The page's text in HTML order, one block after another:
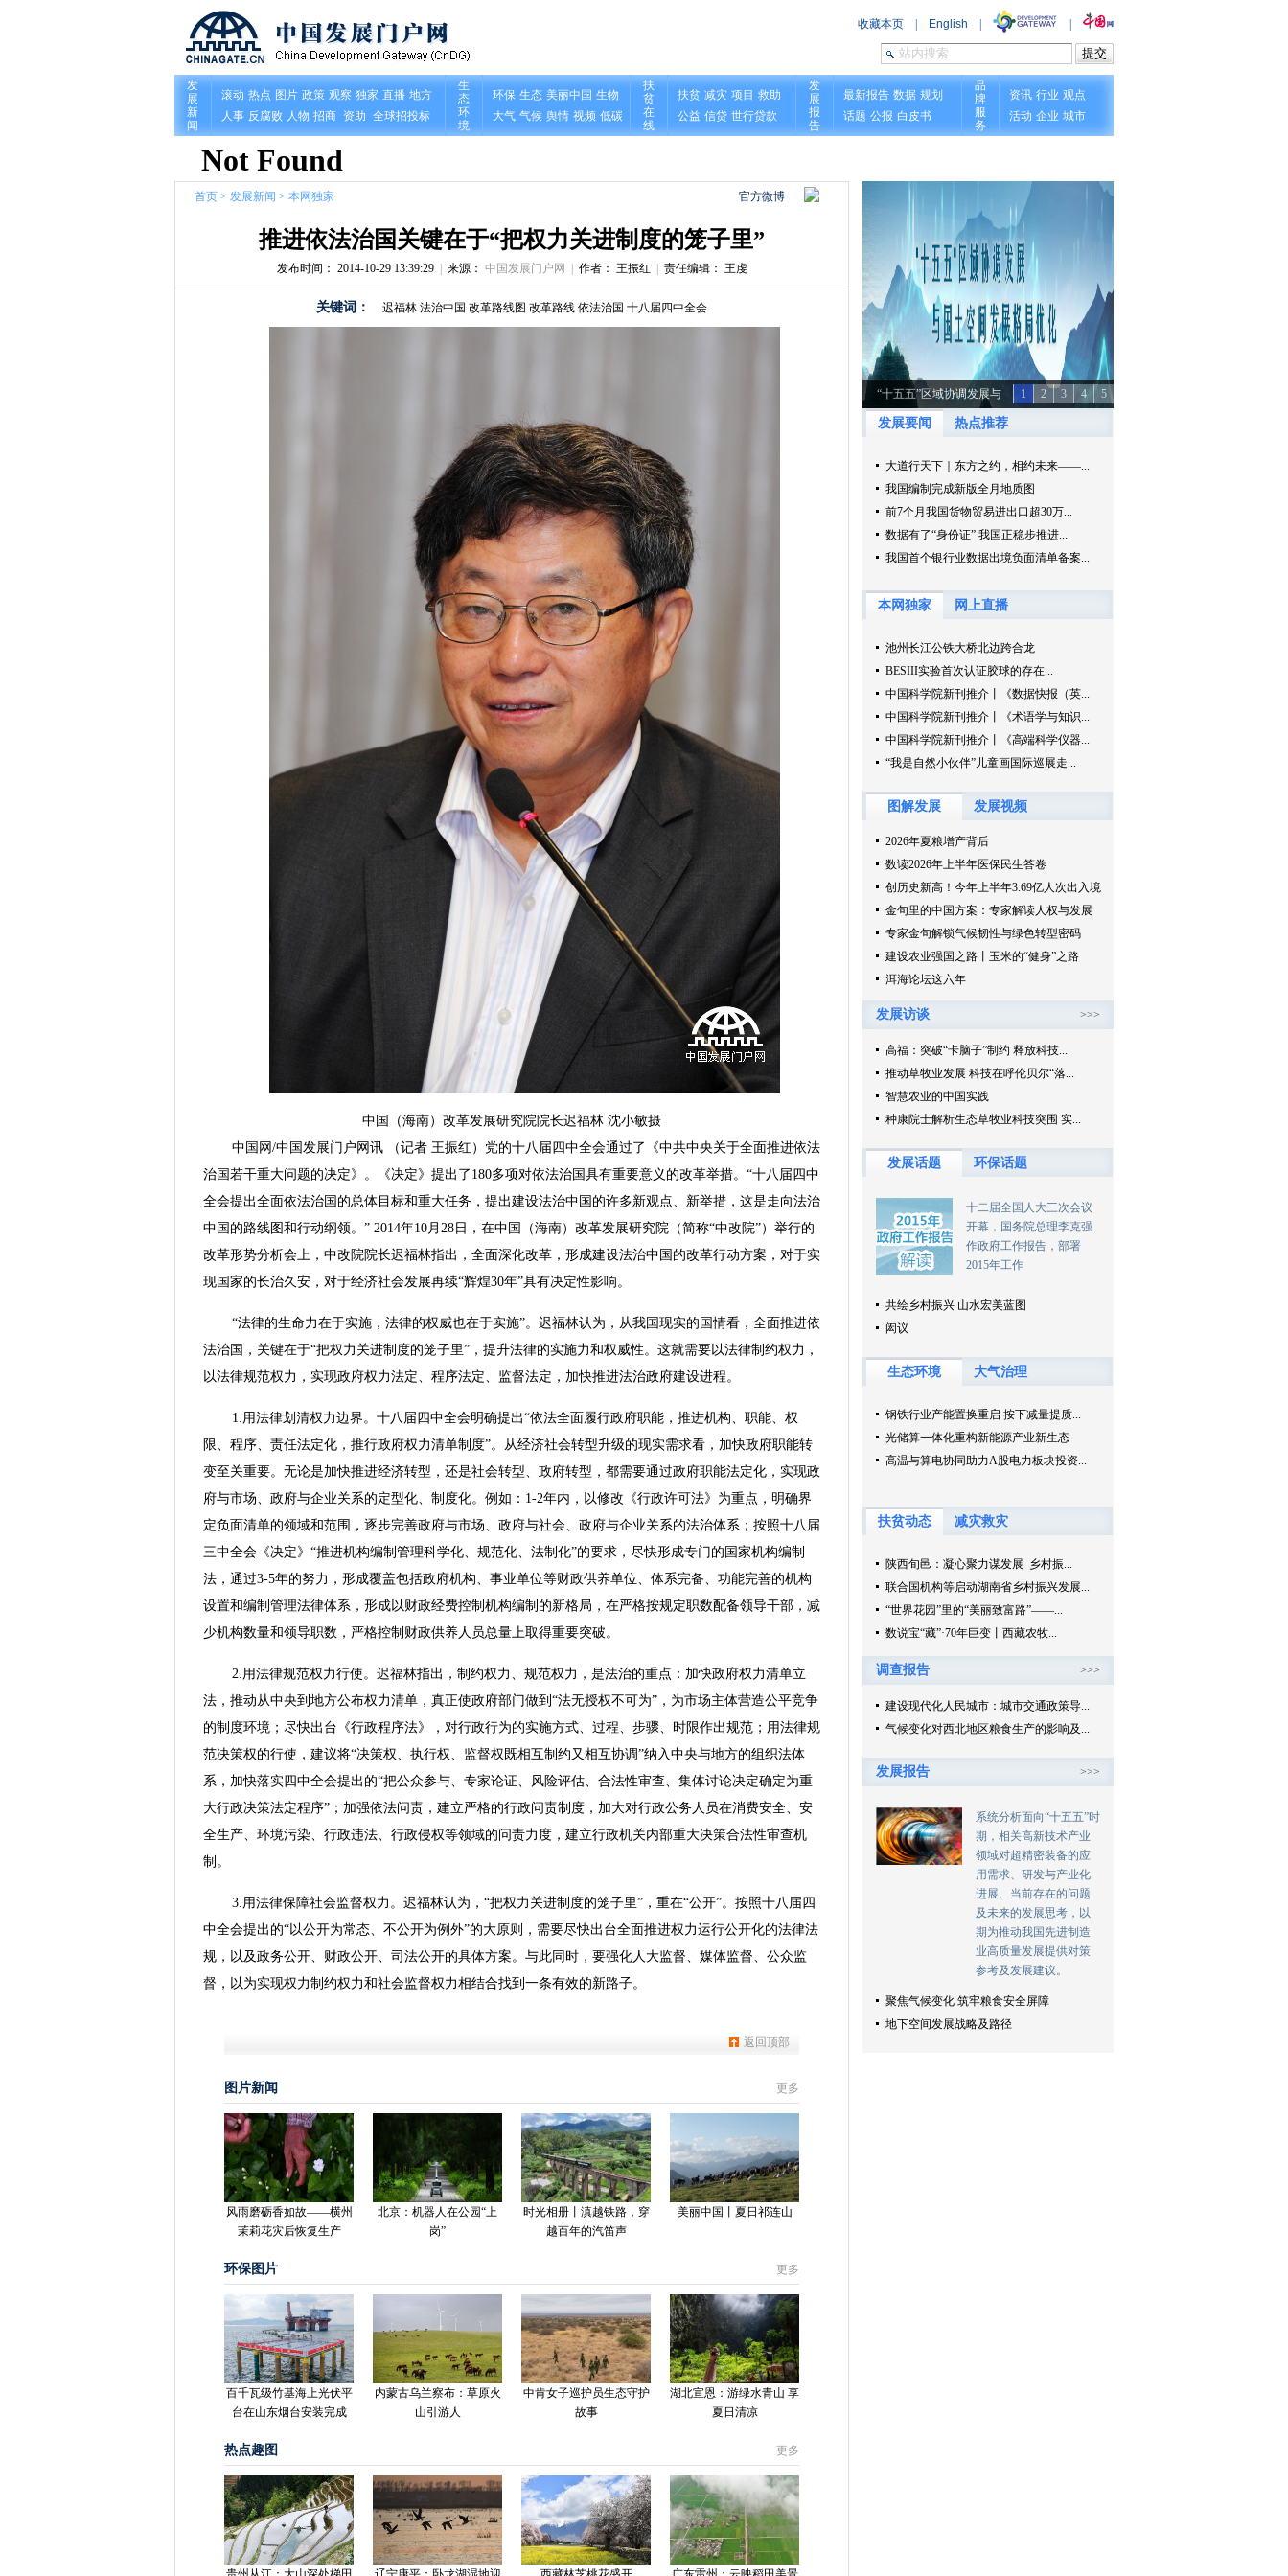
官方微博
首页 > 发展新闻 > 本网独家
推进依法治国关键在于“把权力关进制度的笼子里”
发布时间： 2014-10-29 13:39:29| 来源： 中国发展门户网 作者： 王振红 责任编辑： 王虔
关键词： 迟福林 法治中国 改革路线图 改革路线 依法治国 十八届四中全会
中国（海南）改革发展研究院院长迟福林 沈小敏摄
中国网/中国发展门户网讯 （记者 王振红）党的十八届四中全会通过了《中共中央关于全面推进依法
治国若干重大问题的决定》。《决定》提出了180多项对依法治国具有重要意义的改革举措。“十八届四中
全会提出全面依法治国的总体目标和重大任务，提出建设法治中国的许多新观点、新举措，这是走向法治
中国的路线图和行动纲领。” 2014年10月28日，在中国（海南）改革发展研究院（简称“中改院”）举行的
改革形势分析会上，中改院院长迟福林指出，全面深化改革，形成建设法治中国的改革行动方案，对于实
现国家的长治久安，对于经济社会发展再续“辉煌30年”具有决定性影响。
“法律的生命力在于实施，法律的权威也在于实施”。迟福林认为，从我国现实的国情看，全面推进依
法治国，关键在于“把权力关进制度的笼子里”，提升法律的实施力和权威性。这就需要以法律制约权力，
以法律规范权力，实现政府权力法定、程序法定、监督法定，加快推进法治政府建设进程。
1.用法律划清权力边界。十八届四中全会明确提出“依法全面履行政府职能，推进机构、职能、权
限、程序、责任法定化，推行政府权力清单制度”。从经济社会转型升级的现实需求看，加快政府职能转
变至关重要。无论是加快推进经济转型，还是社会转型、政府转型，都需要通过政府职能法定化，实现政
府与市场、政府与企业关系的定型化、制度化。例如：1-2年内，以修改《行政许可法》为重点，明确界
定负面清单的领域和范围，逐步完善政府与市场、政府与社会、政府与企业关系的法治体系；按照十八届
三中全会《决定》“推进机构编制管理科学化、规范化、法制化”的要求，尽快形成专门的国家机构编制
法，通过3-5年的努力，形成覆盖包括政府机构、事业单位等财政供养单位、体系完备、功能完善的机构
设置和编制管理法律体系，形成以财政经费控制机构编制的新格局，在严格按规定职数配备领导干部，减
少机构数量和领导职数，严格控制财政供养人员总量上取得重要突破。
2.用法律规范权力行使。迟福林指出，制约权力、规范权力，是法治的重点：加快政府权力清单立
法，推动从中央到地方公布权力清单，真正使政府部门做到“法无授权不可为”，为市场主体营造公平竞争
的制度环境；尽快出台《行政程序法》，对行政行为的实施方式、过程、步骤、时限作出规范；用法律规
范决策权的行使，建议将“决策权、执行权、监督权既相互制约又相互协调”纳入中央与地方的组织法体
系，加快落实四中全会提出的“把公众参与、专家论证、风险评估、合法性审查、集体讨论决定确定为重
大行政决策法定程序”；加强依法问责，建立严格的行政问责制度，加大对行政公务人员在消费安全、安
全生产、环境污染、行政违法、行政侵权等领域的问责力度，建立行政机关内部重大决策合法性审查机
制。
3.用法律保障社会监督权力。迟福林认为，“把权力关进制度的笼子里”，重在“公开”。按照十八届四
中全会提出的“以公开为常态、不公开为例外”的大原则，需要尽快出台全面推进权力运行公开化的法律法
规，以及政务公开、财政公开、司法公开的具体方案。与此同时，要强化人大监督、媒体监督、公众监
督，以为实现权力制约权力和社会监督权力相结合找到一条有效的新路子。
返回顶部